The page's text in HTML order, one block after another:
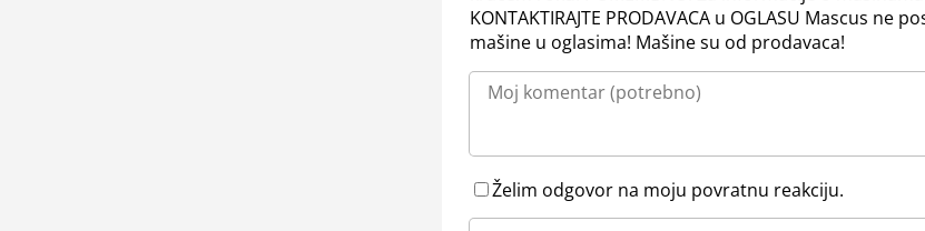
KONTAKTIRAJTE PRODAVACA u OGLASU Mascus ne
mašine u oglasima! Mašine su od prodavaca!
Želim odgovor na moju povratnu reakciju.